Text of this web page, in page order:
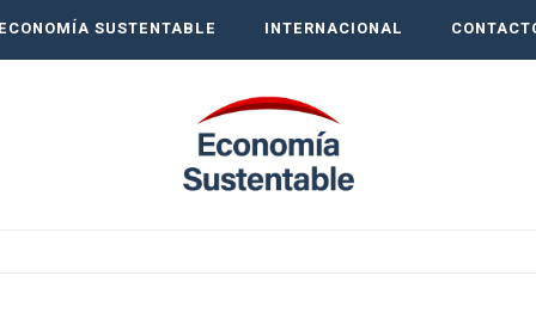
ECONOMÍA SUSTENTABLE INTERNACIONAL